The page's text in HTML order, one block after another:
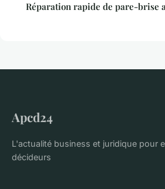
Réparation rapide de pare-brise
Apcd24
L'actualité business et juridique pour
décideurs